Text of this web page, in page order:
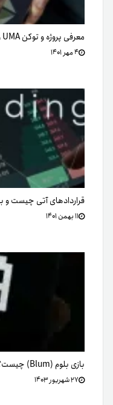
معرفی پروژه و توکن UMA و اهمیت آن برای بلاکچین‌ها
۴ مهر ۱۴۰۱
قراردادهای آتی چیست و
۱۱ بهمن ۱۴۰۱
بازی بلوم (Blum) چیست؟ چطور می‌شود از بلوم درآمدزایی کرد؟
۲۷ شهریور ۱۴۰۳